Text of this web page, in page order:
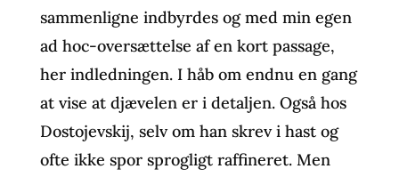
sammenligne indbyrdes og med min egen
ad hoc-oversættelse af en kort passage,
her indledningen. I håb om endnu en gang
at vise at djævelen er i detaljen. Også hos
Dostojevskij, selv om han skrev i hast og
ofte ikke spor sprogligt raffineret. Men